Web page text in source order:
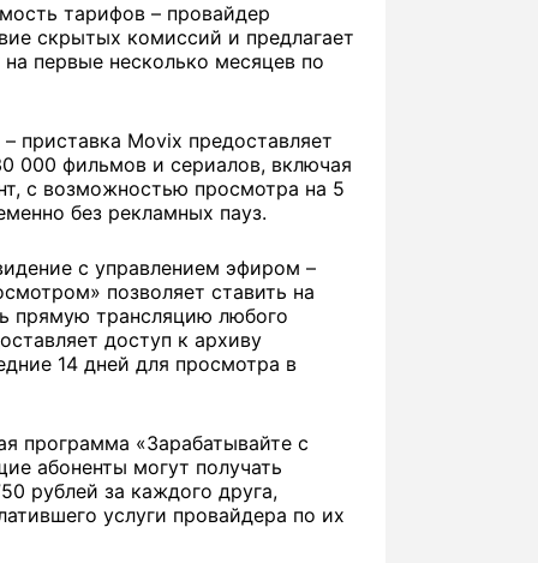
тарифов – провайдер
скрытых комиссий и предлагает
первые несколько месяцев по
приставка Movix предоставляет
000 фильмов и сериалов, включая
с возможностью просмотра на 5
без рекламных пауз.
с управлением эфиром –
позволяет ставить на
прямую трансляцию любого
доступ к архиву
14 дней для просмотра в
программа «Зарабатывайте с
абоненты могут получать
рублей за каждого друга,
услуги провайдера по их